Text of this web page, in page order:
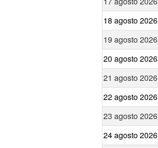
18 agosto 2026
19 agosto 2026
20 agosto 2026
21 agosto 2026
22 agosto 2026
23 agosto 2026
24 agosto 2026